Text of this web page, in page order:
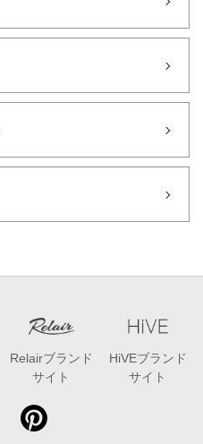
Relairブランド
サイト
HiVEブランド
サイト